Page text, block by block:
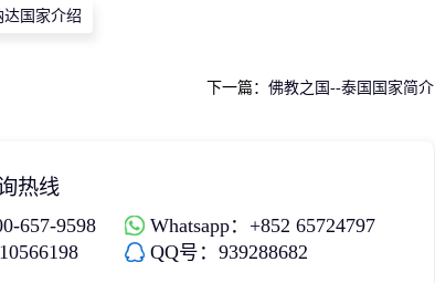
达国家介绍
下一篇：佛教之国--泰国国家简介
热线
657-9598
Whatsapp：+852 65724797
QQ号：939288682